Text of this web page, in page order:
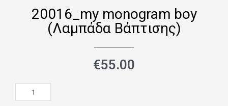
20016_my monogram boy
(Λαμπάδα Βάπτισης)
€55.00
20016_my
monogram